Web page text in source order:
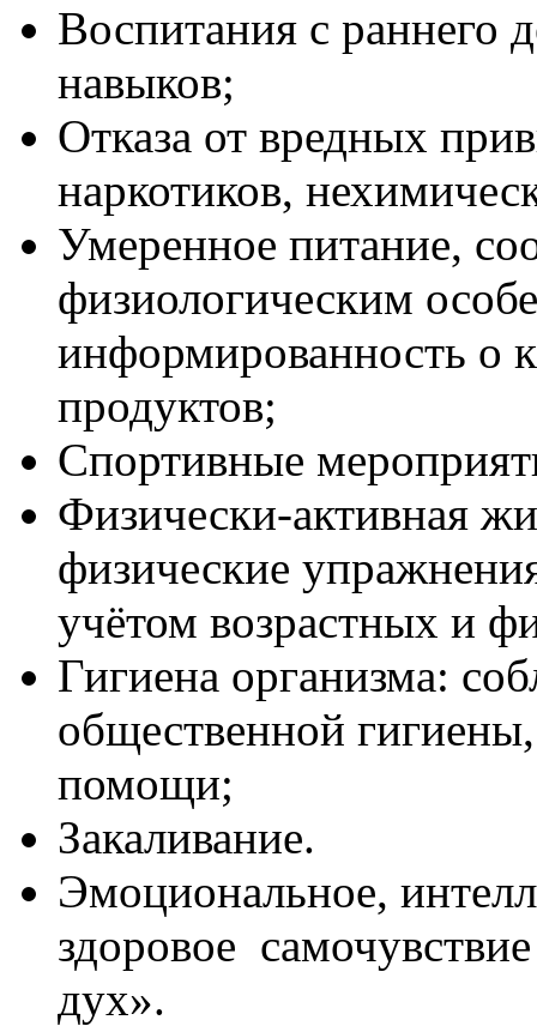
Воспитания с раннего
навыков;
Отказа от вредных
наркотиков,
Умеренное питание,
физиологическим
информированность о
продуктов;
Спортивные
Физически-активная
физические
учётом возрастных и
Гигиена организма:
общественной
помощи;
Закаливание.
Эмоциональное,
здоровое
дух».